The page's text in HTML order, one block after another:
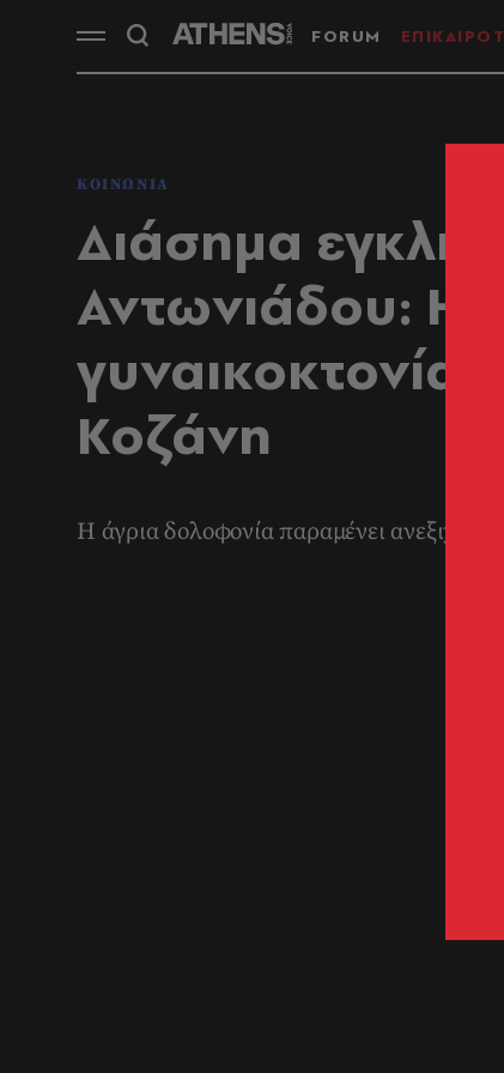
FORUM
ΚΟΙΝΩΝΙΑ
Διάσημα
Αντωνιάδου: Η
γυναικοκτονία
Κοζάνη
Η άγρια δολοφονία παραμένει